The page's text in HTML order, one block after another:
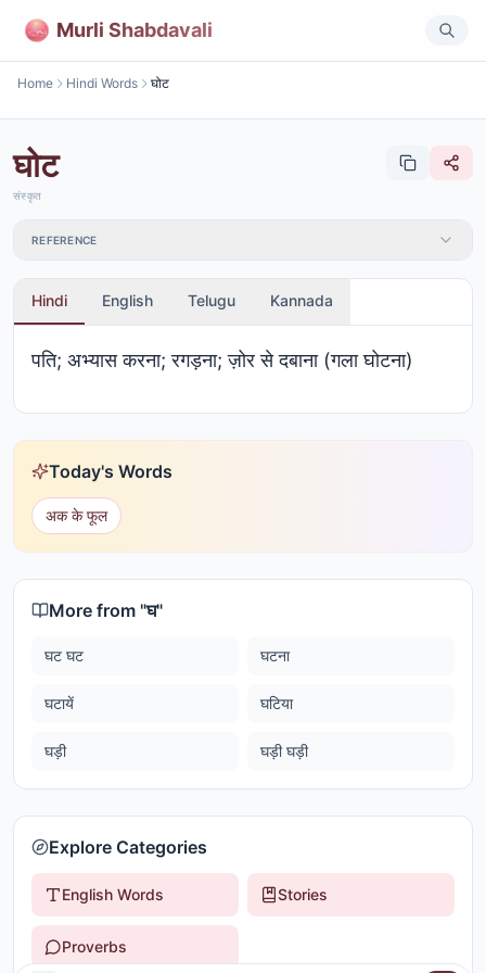
Murli Shabdavali
Home Hindi Words घोट
घोट
संस्कृत
REFERENCE
Hindi English Telugu Kannada
पति; अभ्यास करना; रगड़ना; ज़ोर से दबाना (गला घोटना)
Today's Words
अक के फूल
More from "घ"
घट घट घटना
घटायें घटिया
घड़ी घड़ी घड़ी
Explore Categories
English Words Stories
Proverbs